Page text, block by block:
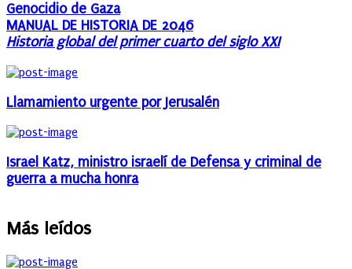
Genocidio de Gaza
MANUAL DE HISTORIA DE 2046
Historia global del primer cuarto del siglo XXI
Llamamiento urgente por Jerusalén
Israel Katz, ministro israelí de Defensa y criminal de
guerra a mucha honra
Más leídos